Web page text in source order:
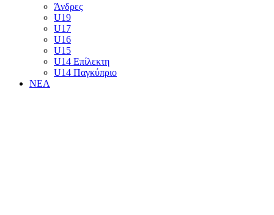
Άνδρες
U19
U17
U16
U15
U14 Επίλεκτη
U14 Παγκύπριο
ΝΕΑ